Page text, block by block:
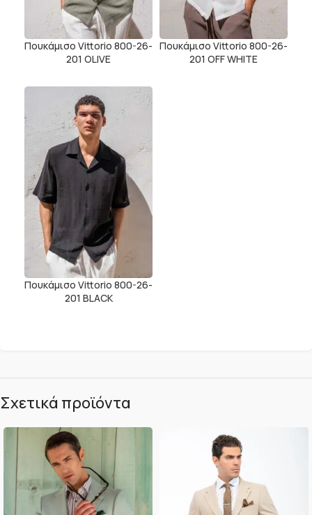
Πουκάμισο Vittorio 800-26-
201 OLIVE
Πουκάμισο Vittorio 800-26-
201 OFF WHITE
Πουκάμισο Vittorio 800-26-
201 BLACK
Σχετικά προϊόντα